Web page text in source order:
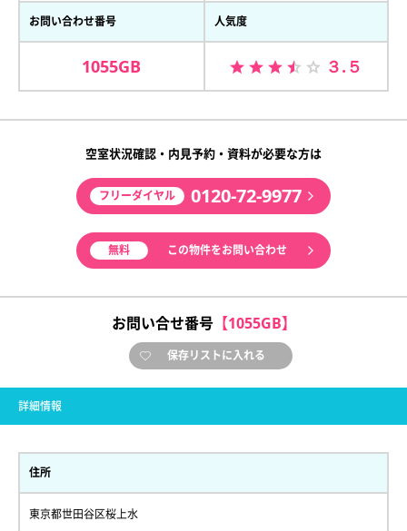
お問い合わせ番号
1055GB
人気度
３.５
空室状況確認・内見予約・資料が必要な方は
フリーダイヤル 0120-72-9977
無料 この物件をお問い合わせ
お問い合せ番号【1055GB】
保存リストに入れる
詳細情報
住所
東京都世田谷区桜上水